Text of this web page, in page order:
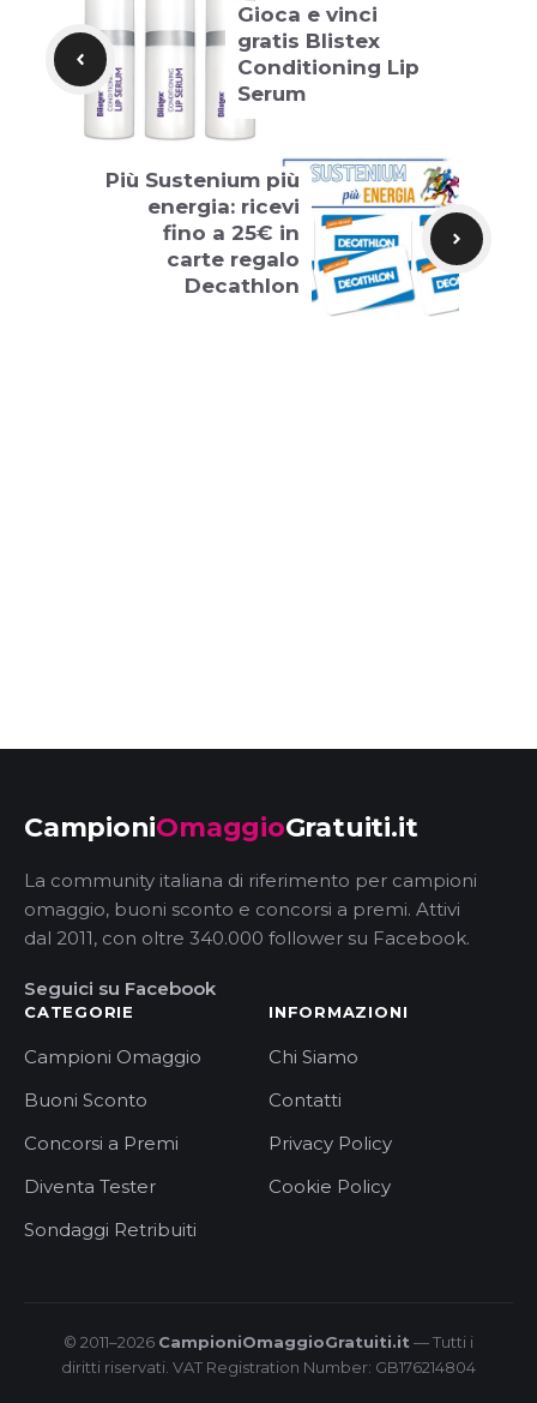
Gioca e vinci
gratis Blistex
Conditioning Lip
Serum
Più Sustenium più
energia: ricevi
fino a 25€ in
carte regalo
Decathlon
CampioniOmaggioGratuiti.it
La community italiana di riferimento per campioni
omaggio, buoni sconto e concorsi a premi. Attivi
dal 2011, con oltre 340.000 follower su Facebook.
Seguici su Facebook
CATEGORIE
Campioni Omaggio
Buoni Sconto
Concorsi a Premi
Diventa Tester
Sondaggi Retribuiti
INFORMAZIONI
Chi Siamo
Contatti
Privacy Policy
Cookie Policy
© 2011–2026 CampioniOmaggioGratuiti.it — Tutti i
diritti riservati. VAT Registration Number: GB176214804